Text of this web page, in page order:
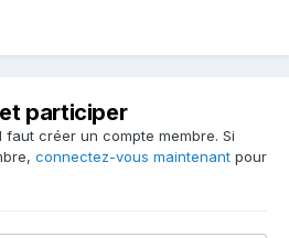
participer
créer un compte membre. Si
connectez-vous maintenant pour